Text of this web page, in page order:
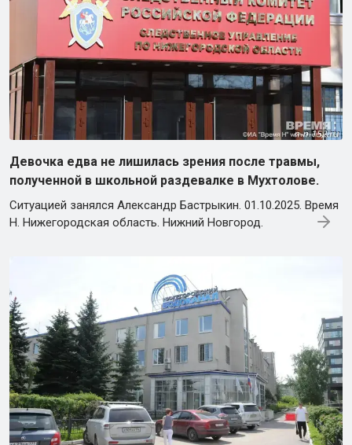
Девочка едва не лишилась зрения после травмы,
полученной в школьной раздевалке в Мухтолове.
Ситуацией занялся Александр Бастрыкин. 01.10.2025. Время
Н. Нижегородская область. Нижний Новгород.